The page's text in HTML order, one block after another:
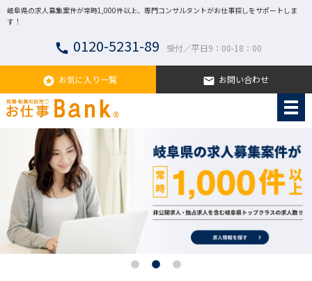
岐阜県の求人募集案件が常時1,000件以上、専門コンサルタントがお仕事探しをサポートしま
す！
call 0120-5231-89 受付／平日9：00-18：00
stars お気に入り一覧 email お問い合わせ